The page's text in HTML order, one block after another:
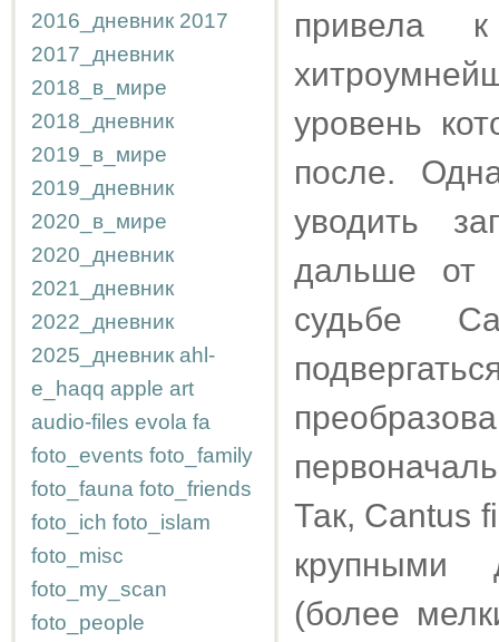
2016_дневник 2017
2017_дневник
2018_в_мире
2018_дневник
2019_в_мире
2019_дневник
2020_в_мире
2020_дневник
2021_дневник
2022_дневник
2025_дневник ahl-
e_haqq apple art
audio-files evola fa
foto_events foto_family
foto_fauna foto_friends
foto_ich foto_islam
foto_misc
foto_my_scan
foto_people
привела
уровень
после.
уводить
дальше от
судьбе
Так, Cantus
крупными
(более